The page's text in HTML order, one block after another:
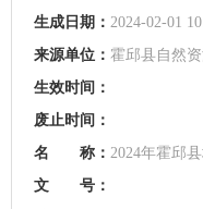
生成日期： 2024-02-01
来源单位： 霍邱县自然
生效时间：
废止时间：
名 称： 2024年霍邱
文 号：